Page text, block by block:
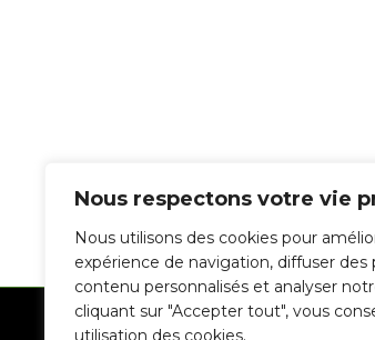
Nous respectons votre vie
Nous utilisons des cookies pour
expérience de navigation, diffuser des
contenu personnalisés et analyser
cliquant sur "Accepter tout", vous
utilisation des cookies.
© 2023